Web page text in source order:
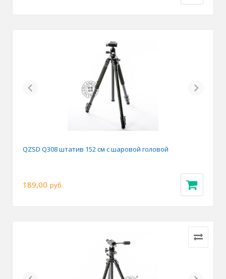
Previous Next
QZSD Q308 штатив 152 см с шаровой головой
189,00 руб.